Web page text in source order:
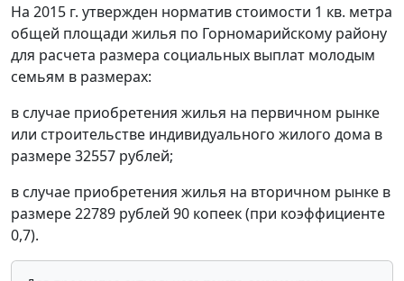
На 2015 г. утвержден норматив стоимости 1 кв. метра
общей площади жилья по Горномарийскому району
для расчета размера социальных выплат молодым
семьям в размерах:
в случае приобретения жилья на первичном рынке
или строительстве индивидуального жилого дома в
размере 32557 рублей;
в случае приобретения жилья на вторичном рынке в
размере 22789 рублей 90 копеек (при коэффициенте
0,7).